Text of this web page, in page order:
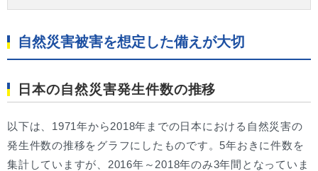
自然災害被害を想定した備えが大切
日本の自然災害発生件数の推移
以下は、1971年から2018年までの日本における自然災害の
発生件数の推移をグラフにしたものです。5年おきに件数を
集計していますが、2016年～2018年のみ3年間となっていま